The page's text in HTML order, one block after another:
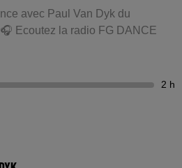
avec Paul Van Dyk du
Ecoutez la radio FG DANCE
2 h